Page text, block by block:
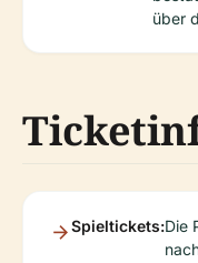
über
Spieltickets:Die